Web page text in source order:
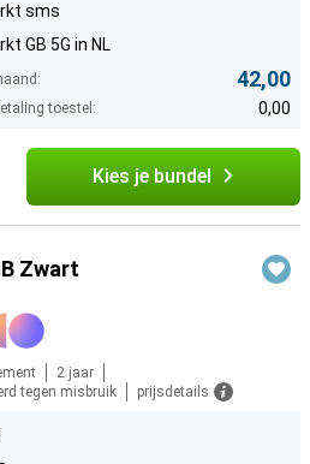
sms
GB 5G in NL
42,00
toestel: 0,00
Kies je bundel
Zwart
2 jaar
tegen misbruik
prijsdetails